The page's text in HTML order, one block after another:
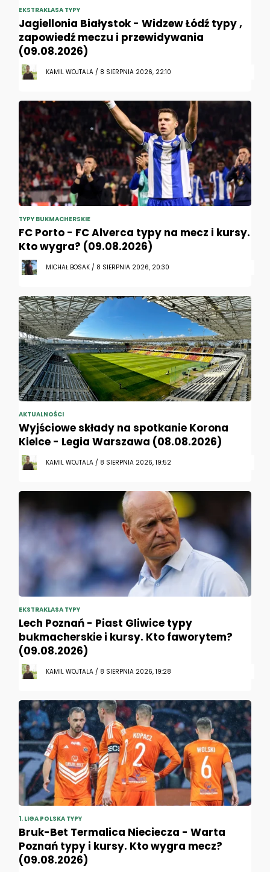
EKSTRAKLASA TYPY
Jagiellonia Białystok - Widzew Łódź typy ,
zapowiedź meczu i przewidywania
(09.08.2026)
KAMIL WOJTALA / 8 SIERPNIA 2026, 22:10
TYPY BUKMACHERSKIE
FC Porto - FC Alverca typy na mecz i kursy.
Kto wygra? (09.08.2026)
MICHAŁ BOSAK / 8 SIERPNIA 2026, 20:30
AKTUALNOŚCI
Wyjściowe składy na spotkanie Korona
Kielce - Legia Warszawa (08.08.2026)
KAMIL WOJTALA / 8 SIERPNIA 2026, 19:52
EKSTRAKLASA TYPY
Lech Poznań - Piast Gliwice typy
bukmacherskie i kursy. Kto faworytem?
(09.08.2026)
KAMIL WOJTALA / 8 SIERPNIA 2026, 19:28
1. LIGA POLSKA TYPY
Bruk-Bet Termalica Nieciecza - Warta
Poznań typy i kursy. Kto wygra mecz?
(09.08.2026)